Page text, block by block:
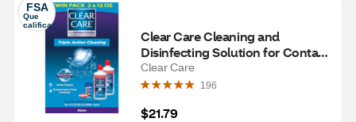
FSA
Que
califica
Clear Care Cleaning and
Disinfecting Solution for Contact
Lenses, 12 fl oz, Twin Pack
Clear Care
196
$21.79